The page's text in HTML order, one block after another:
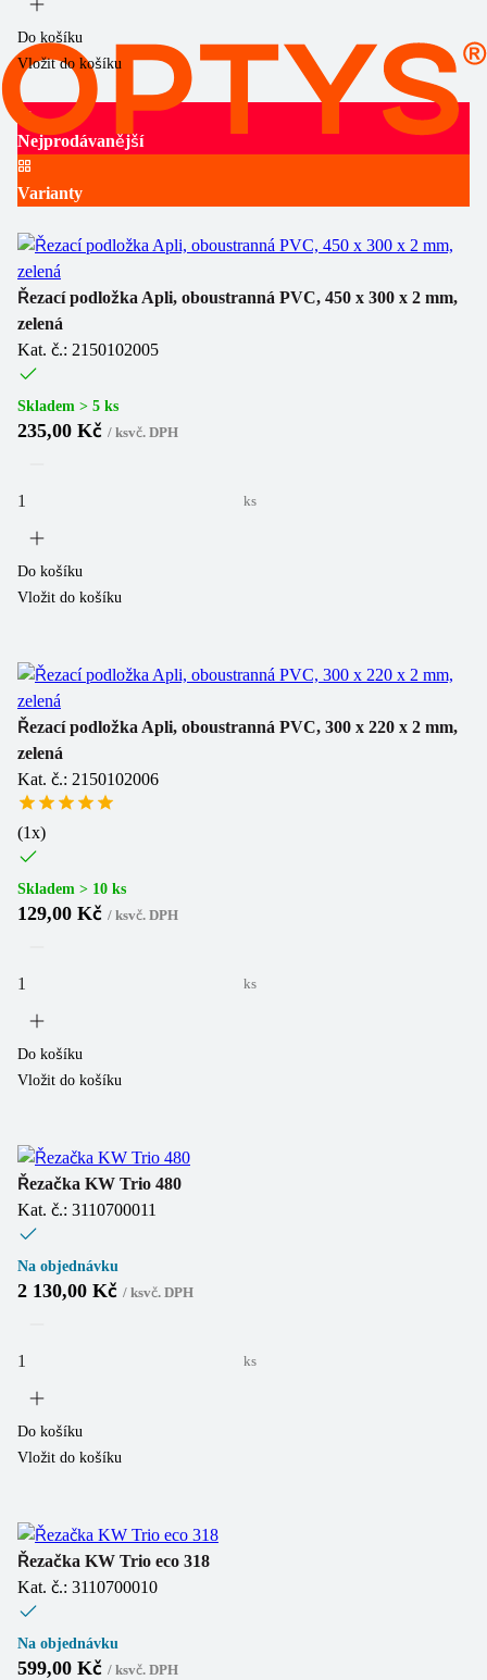
Do košíku
Vložit do košíku
Nejprodávanější
Varianty
Řezací podložka Apli, oboustranná PVC, 450 x 300 x 2 mm,
zelená
Kat. č.: 2150102005
Skladem > 5 ks
235,00 Kč / ksvč. DPH
ks
Do košíku
Vložit do košíku
Řezací podložka Apli, oboustranná PVC, 300 x 220 x 2 mm,
zelená
Kat. č.: 2150102006
(1x)
Skladem > 10 ks
129,00 Kč / ksvč. DPH
ks
Do košíku
Vložit do košíku
Řezačka KW Trio 480
Kat. č.: 3110700011
Na objednávku
2 130,00 Kč / ksvč. DPH
ks
Do košíku
Vložit do košíku
Řezačka KW Trio eco 318
Kat. č.: 3110700010
Na objednávku
599,00 Kč / ksvč. DPH